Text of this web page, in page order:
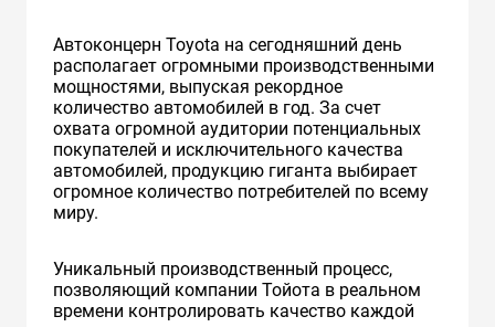
Автоконцерн Toyota на сегодняшний день
располагает огромными производственными
мощностями, выпуская рекордное
количество автомобилей в год. За счет
охвата огромной аудитории потенциальных
покупателей и исключительного качества
автомобилей, продукцию гиганта выбирает
огромное количество потребителей по всему
миру.
Уникальный производственный процесс,
позволяющий компании Тойота в реальном
времени контролировать качество каждой